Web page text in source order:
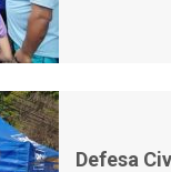
Defesa